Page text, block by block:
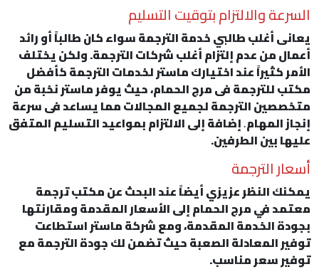
السرعة والالتزام بتوقيت التسليم
يعانى أغلب طالبي خدمة الترجمة سواء كان طالباً أو رائد
أعمال من عدم إلتزام أغلب شركات الترجمة. ولكن يختلف
الأمر كثيراً عند اختيارك ماستر لخدمات الترجمة كأفضل
مكتب للترجمة فى مرج الحمام، حيث يوفر ماستر نخبة من
متخصصين الترجمة لجميع المجالات مما يساعد فى سرعة
إنجاز المهام.إضافة إلى الالتزام بمواعيد التسليم المتفق
عليها بين الطرفين.
أسعار الترجمة
يمكنك النظر عزيزي أيضاً عند البحث عن مكتب ترجمة
معتمد في مرج الحمام إلى الأسعار المقدمة ومقارنتها
بجودة الخدمة المقدمة، ومع شركة ماستر استطاعت
توفير المعادلة الصعبة حيث تضمن لك جودة الترجمة مع
توفير سعر مناسب.